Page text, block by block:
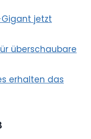
Gigant jetzt
überschaubare
erhalten das